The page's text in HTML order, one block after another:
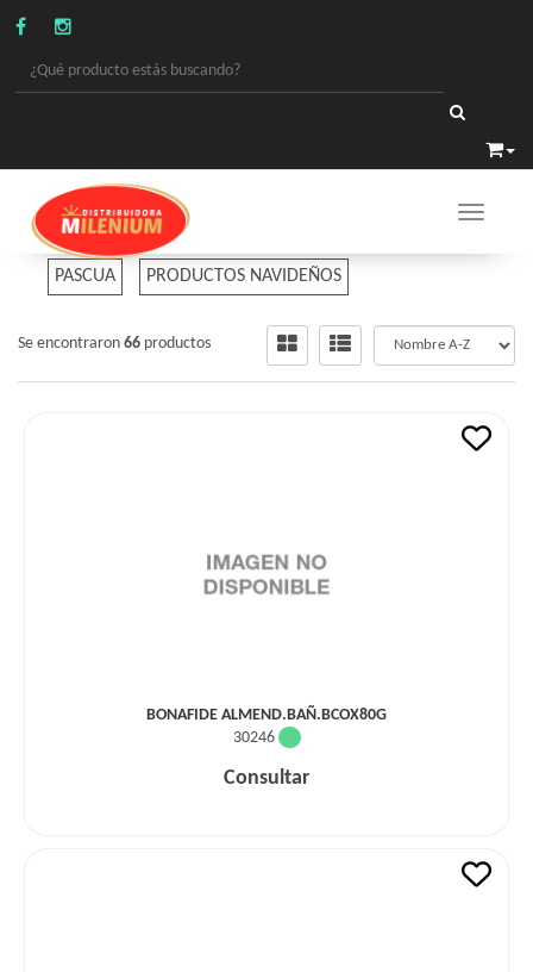
Toggle
FIESTAS Y ESPECIALES
PASCUA
PRODUCTOS NAVIDEÑOS
Se encontraron 66 productos
BONAFIDE ALMEND.BAÑ.BCOX80G
30246
Consultar